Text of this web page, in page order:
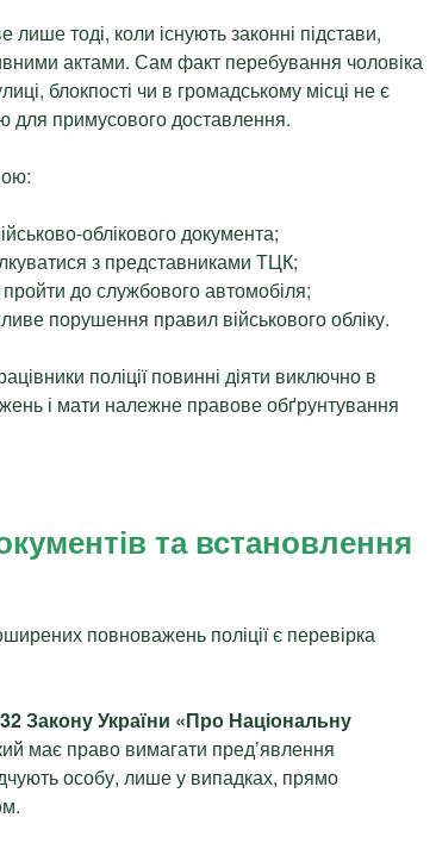
тоді, коли існують законні підстави,
актами. Сам факт перебування чоловіка
блокпості чи в громадському місці не є
для примусового доставлення.
облікового документа;
з представниками ТЦК;
до службового автомобіля;
порушення правил військового обліку.
поліції повинні діяти виключно в
і мати належне правове обґрунтування
та встановлення
повноважень поліції є перевірка
32 Закону України «Про Національну
має право вимагати пред’явлення
особу, лише у випадках, прямо